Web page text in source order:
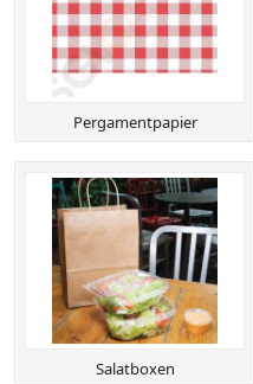
Pergamentpapier
Salatboxen